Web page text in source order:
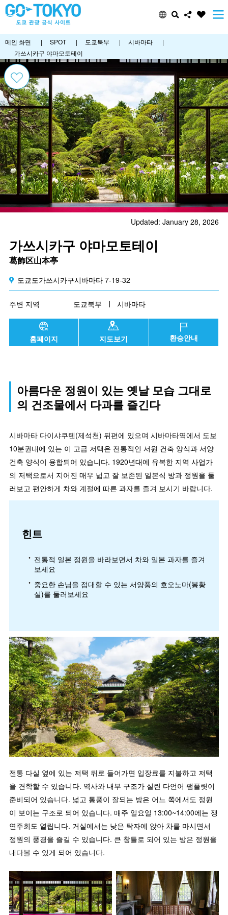
메인 화면 | SPOT | 도쿄북부 | 시바마타
|
가쓰시카구 야마모토테이
Updated: January 28, 2026
가쓰시카구 야마모토테이
葛飾区山本亭
도쿄도가쓰시카구시바마타 7-19-32
주변 지역 도쿄북부 시바마타
홈페이지 지도보기 환승안내
아름다운 정원이 있는 옛날 모습 그대로
의 건조물에서 다과를 즐긴다
시바마타 다이샤쿠텐(제석천) 뒤편에 있으며 시바마타역에서 도보
10분권내에 있는 이 고급 저택은 전통적인 서원 건축 양식과 서양
건축 양식이 융합되어 있습니다. 1920년대에 유복한 지역 사업가
의 저택으로서 지어진 매우 넓고 잘 보존된 일본식 방과 정원을 둘
러보고 편안하게 차와 계절에 따른 과자를 즐겨 보시기 바랍니다.
힌트
전통적 일본 정원을 바라보면서 차와 일본 과자를 즐겨
보세요
중요한 손님을 접대할 수 있는 서양풍의 호오노마(봉황
실)를 둘러보세요
전통 다실 옆에 있는 저택 뒤로 들어가면 입장료를 지불하고 저택
을 견학할 수 있습니다. 역사와 내부 구조가 실린 다언어 팸플릿이
준비되어 있습니다. 넓고 통풍이 잘되는 방은 어느 쪽에서도 정원
이 보이는 구조로 되어 있습니다. 매주 일요일 13:00~14:00에는 쟁
연주회도 열립니다. 거실에서는 낮은 탁자에 앉아 차를 마시면서
정원의 풍경을 즐길 수 있습니다. 큰 창틀로 되어 있는 방은 정원을
내다볼 수 있게 되어 있습니다.